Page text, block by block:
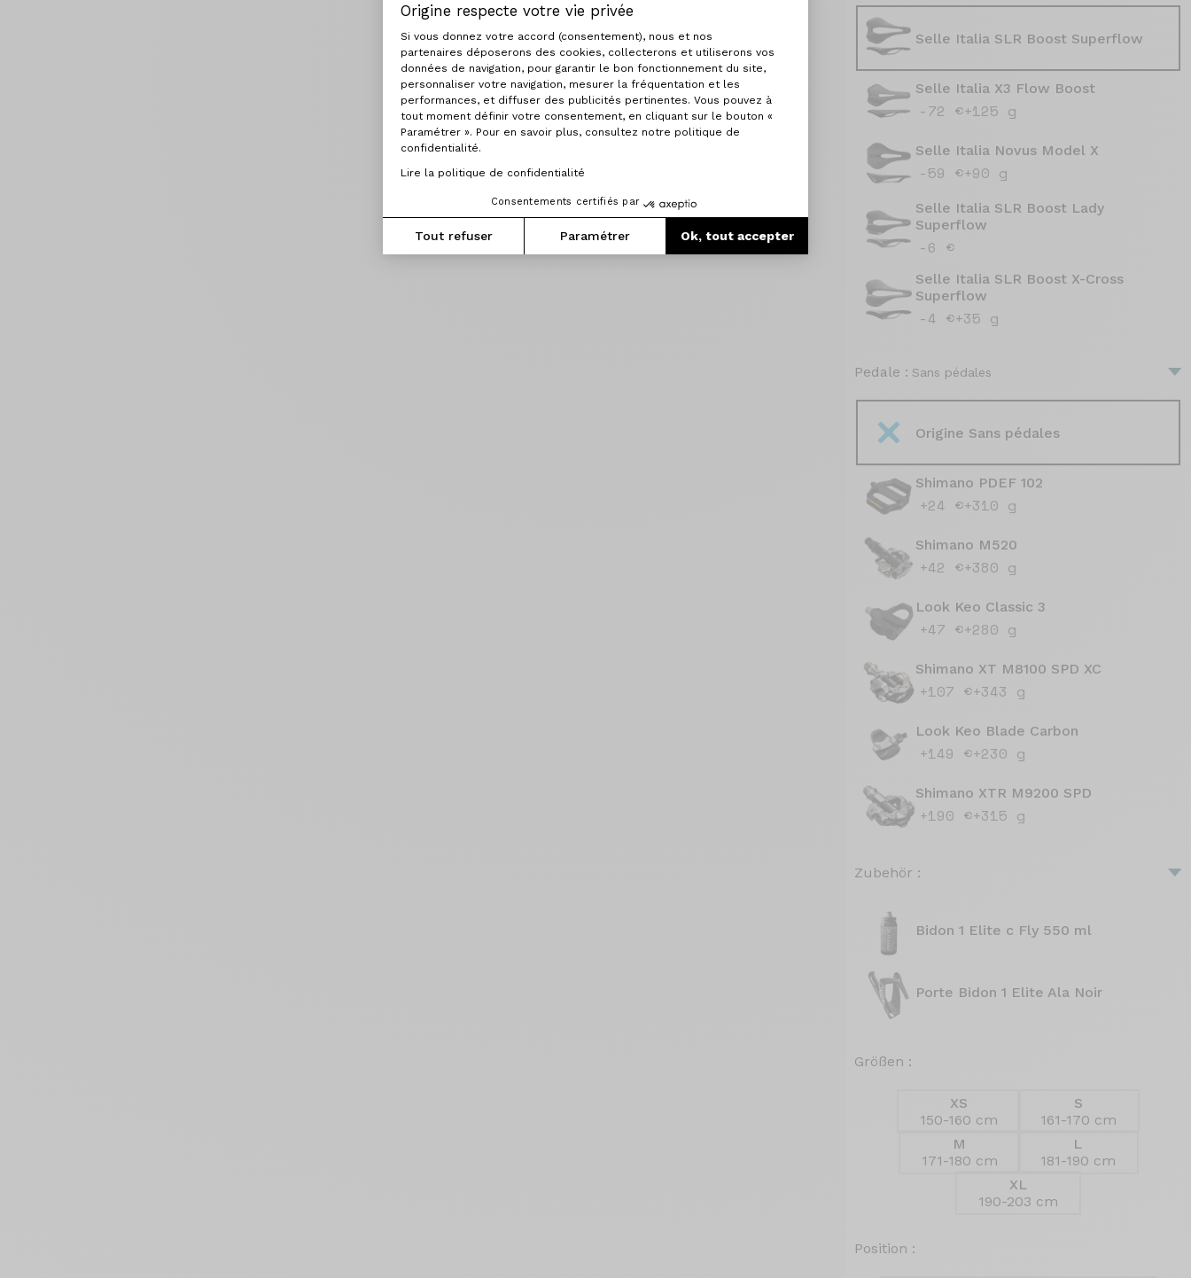
Origine respecte votre vie privée
Plateforme de Gestion du Consentement : Personnalisez vos Options
Si vous donnez votre accord (consentement), nous et nos
partenaires déposerons des cookies, collecterons et utiliserons vos
données de navigation, pour garantir le bon fonctionnement du site,
personnaliser votre navigation, mesurer la fréquentation et les
performances, et diffuser des publicités pertinentes. Vous pouvez à
tout moment définir votre consentement, en cliquant sur le bouton «
Paramétrer ». Pour en savoir plus, consultez notre politique de
confidentialité.
Lire la politique de confidentialité
Consentements certifiés par
Tout refuser Paramétrer Ok, tout accepter
Axeptio consent
Selle Italia SLR Boost Superflow
Selle Italia X3 Flow Boost
-72 €+125 g
Selle Italia Novus Model X
-59 €+90 g
Selle Italia SLR Boost Lady
Superflow
-6 €
Selle Italia SLR Boost X-Cross
Superflow
-4 €+35 g
Pedale : Sans pédales
Origine Sans pédales
Shimano PDEF 102
+24 €+310 g
Shimano M520
+42 €+380 g
Look Keo Classic 3
+47 €+280 g
Shimano XT M8100 SPD XC
+107 €+343 g
Look Keo Blade Carbon
+149 €+230 g
Shimano XTR M9200 SPD
+190 €+315 g
Zubehör :
Bidon 1 Elite c Fly 550 ml
Porte Bidon 1 Elite Ala Noir
Größen :
XS
150-160 cm
S
161-170 cm
M
171-180 cm
L
181-190 cm
XL
190-203 cm
Position :